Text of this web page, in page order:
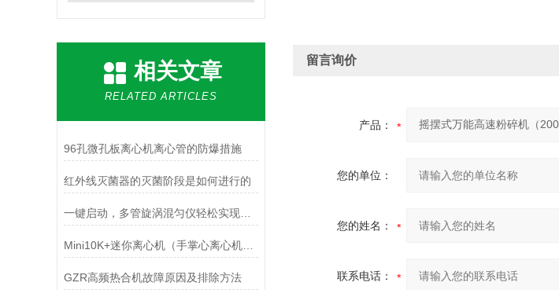
相关文章
RELATED ARTICLES
96孔微孔板离心机离心管的防爆措施
红外线灭菌器的灭菌阶段是如何进行的
一键启动，多管旋涡混匀仪轻松实现样品均匀混合
Mini10K+迷你离心机（手掌心离心机）说明书
GZR高频热合机故障原因及排除方法
留言询价
产品：
您的单位：
您的姓名：
联系电话：